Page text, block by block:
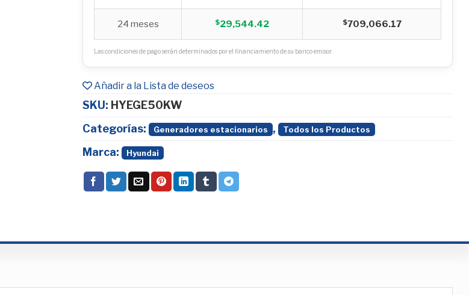
24 meses $29,544.42 $709,066.17
Las condiciones de pago serán determinados por el financiamiento de su banco emisor.
Añadir a la Lista de deseos
SKU: HYEGE50KW
Categorías:
Generadores estacionarios , Todos los Productos
Marca: Hyundai